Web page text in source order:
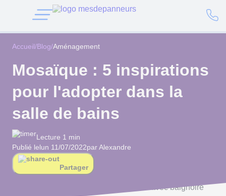
Accueil/Blog/Aménagement
Mosaïque : 5 inspirations
pour l'adopter dans la
salle de bains
Lecture 1 min
Publié lelun 11/07/2022par Alexandre
Partager